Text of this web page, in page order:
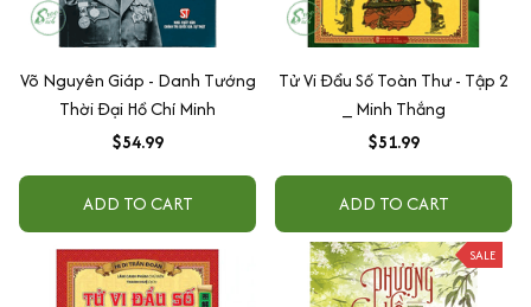
Võ Nguyên Giáp - Danh Tướng
Thời Đại Hồ Chí Minh
$54.99
ADD TO CART
Tử Vi Đẩu Số Toàn Thư - Tập 2
_ Minh Thắng
$51.99
ADD TO CART
SALE